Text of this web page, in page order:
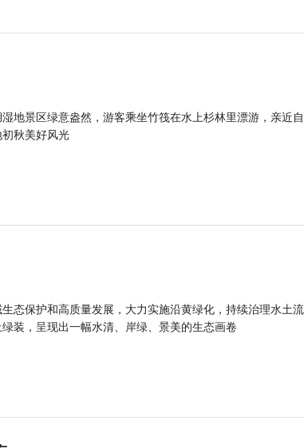
地景区绿意盎然，游客乘坐竹筏在水上杉林里漂游，亲近自
秋美好风光
态保护和高质量发展，大力实施沿黄绿化，持续治理水土流
装，呈现出一幅水清、岸绿、景美的生态画卷